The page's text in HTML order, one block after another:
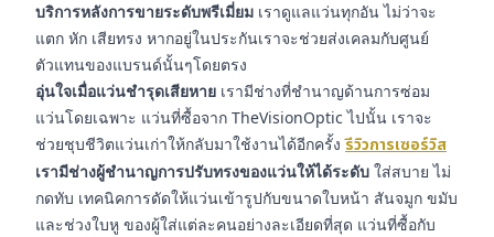
บริการหลังการขายระดับพรีเมี่ยม เราดูแลแว่นทุกอัน ไม่ว่าจะ
แตก หัก เสียทรง หากอยู่ในประกันเราจะช่วยส่งเคลมกับศูนย์
ตัวแทนของแบรนด์นั้นๆโดยตรง
อุ่นใจเมื่อแว่นชำรุดเสียหาย เรามีช่างที่ชำนาญด้านการซ่อม
แว่นโดยเฉพาะ แว่นที่ซื้อจาก TheVisionOptic ไปนั้น เราจะ
ช่วยชุบชีวิตแว่นเก่าให้กลับมาใช้งานได้อีกครั้งรีวิวการเซอร์วิส
เรามีช่างผู้ชำนาญการปรับทรงของแว่นให้ได้ระดับ ใส่สบาย ไม่
กดทับ เทคนิคการดัดให้แว่นเข้ารูปกับขนาดใบหน้า สันจมูก ขมับ
และช่วงใบหู ของผู้ใส่แต่ละคนอย่างละเอียดที่สุด แว่นที่ซื้อกับ